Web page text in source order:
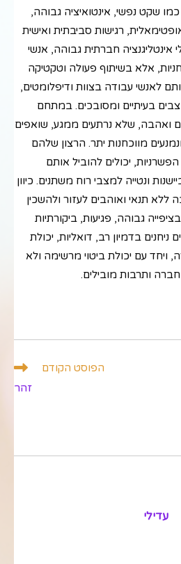
שקט נפשי, אינטואיציה גבוהה,
רגישות סביבתית ואישית
אינטליגנציה חברתית גבוהה, אנשי
אלא בשיתוף פעולה וטקטיקה
לאנשי עבודה בצוות ודיפלומטים,
בעיתיים ומסובכים. במתחם
ואהבה, שלא נרתעים ממגע, שואפים
מווכחנות יתר. הרצון שלהם
יכולים להוביל אותם
ונטייה למצבי רוח משתנים. כיוון
ללא תנאי ואוהבים לעזור ולהשכין
גבוהה, פגיעות, ביקורתיות
בדמיון רב, דואליות, יכולת
עם יכולת ביטוי מרשימה ולא
חברה ותרבות מובילים.
הפוסט הקודם
זהר
עדילי